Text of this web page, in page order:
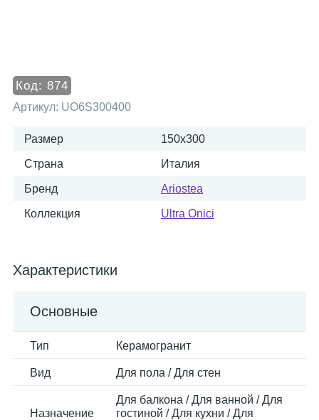
Код: 874
Артикул: UO6S300400
Размер 150x300
Страна Италия
Бренд Ariostea
Коллекция Ultra Onici
Характеристики
Основные
Тип Керамогранит
Вид Для пола / Для стен
Назначение
Для балкона / Для ванной / Для
гостиной / Для кухни / Для